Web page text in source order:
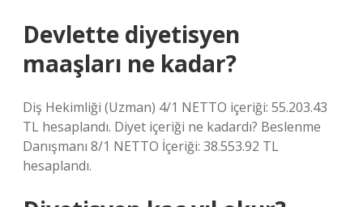
Devlette diyetisyen
maaşları ne kadar?
Diş Hekimliği (Uzman) 4/1 NETTO içeriği: 55.203.43
TL hesaplandı. Diyet içeriği ne kadardı? Beslenme
Danışmanı 8/1 NETTO İçeriği: 38.553.92 TL
hesaplandı.